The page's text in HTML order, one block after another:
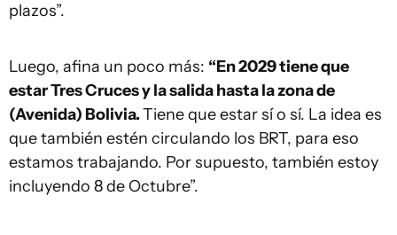
plazos”.
Luego, afina un poco más: “En 2029 tiene que
estar Tres Cruces y la salida hasta la zona de
(Avenida) Bolivia.Tiene que estar sí o sí. La idea es
que también estén circulando los BRT, para eso
estamos trabajando. Por supuesto, también estoy
incluyendo 8 de Octubre”.